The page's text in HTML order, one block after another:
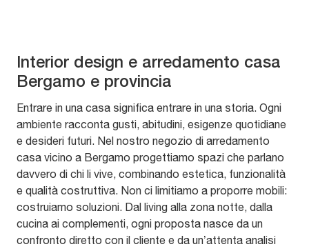
Interior design e arredamento casa
Bergamo e provincia
Entrare in una casa significa entrare in una storia. Ogni
ambiente racconta gusti, abitudini, esigenze quotidiane
e desideri futuri. Nel nostro negozio di arredamento
casa vicino a Bergamo progettiamo spazi che parlano
davvero di chi li vive, combinando estetica, funzionalità
e qualità costruttiva. Non ci limitiamo a proporre mobili:
costruiamo soluzioni. Dal living alla zona notte, dalla
cucina ai complementi, ogni proposta nasce da un
confronto diretto con il cliente e da un’attenta analisi